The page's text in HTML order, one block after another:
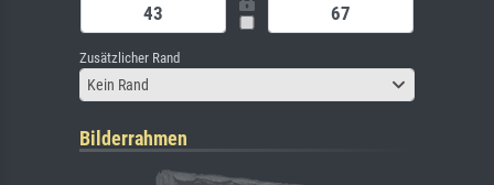
Zusätzlicher Rand
Kein Rand
Bilderrahmen